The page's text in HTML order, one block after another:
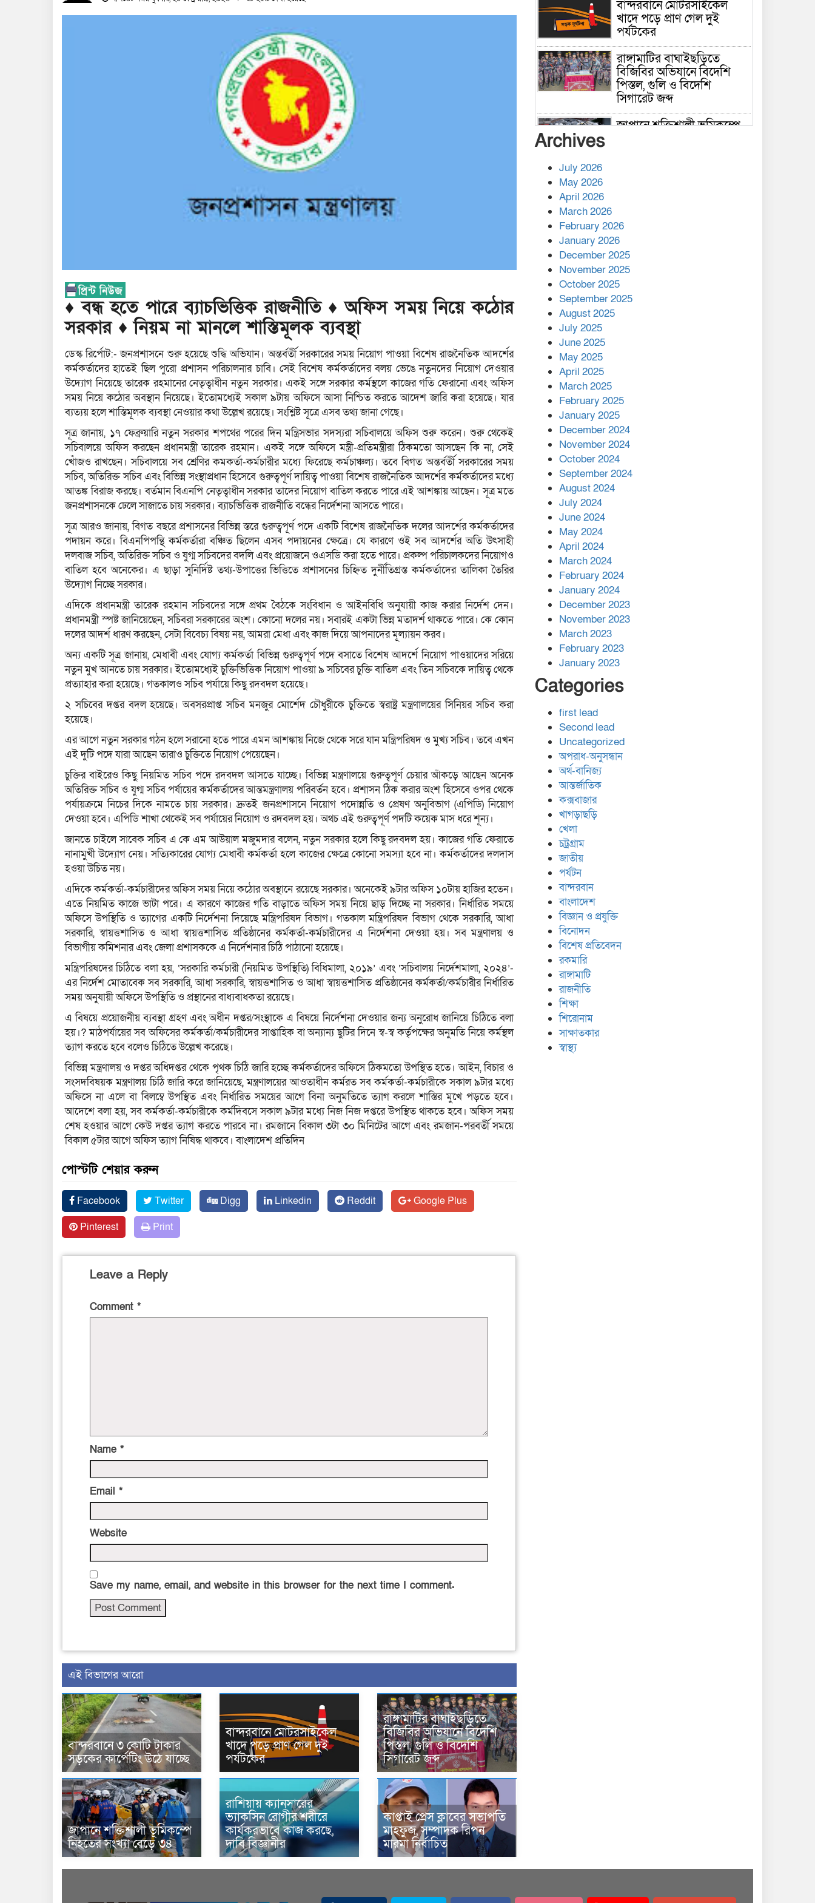
♦ বন্ধ হতে পারে ব্যাচভিত্তিক রাজনীতি ♦ অফিস সময় নিয়ে কঠোর
সরকার ♦ নিয়ম না মানলে শাস্তিমূলক ব্যবস্থা
ডেস্ক রির্পোট:- জনপ্রশাসনে শুরু হয়েছে শুদ্ধি অভিযান। অন্তর্বর্তী সরকারের সময় নিয়োগ পাওয়া বিশেষ রাজনৈতিক আদর্শের
কর্মকর্তাদের হাতেই ছিল পুরো প্রশাসন পরিচালনার চাবি। সেই বিশেষ কর্মকর্তাদের বলয় ভেঙে নতুনদের নিয়োগ দেওয়ার
উদ্যোগ নিয়েছে তারেক রহমানের নেতৃত্বাধীন নতুন সরকার। একই সঙ্গে সরকার কর্মস্থলে কাজের গতি ফেরানো এবং অফিস
সময় নিয়ে কঠোর অবস্থান নিয়েছে। ইতোমধ্যেই সকাল ৯টায় অফিসে আসা নিশ্চিত করতে আদেশ জারি করা হয়েছে। যার
ব্যত্যয় হলে শাস্তিমূলক ব্যবস্থা নেওয়ার কথা উল্লেখ রয়েছে। সংশ্লিষ্ট সূত্রে এসব তথ্য জানা গেছে।
সূত্র জানায়, ১৭ ফেব্রুয়ারি নতুন সরকার শপথের পরের দিন মন্ত্রিসভার সদস্যরা সচিবালয়ে অফিস শুরু করেন। শুরু থেকেই
সচিবালয়ে অফিস করছেন প্রধানমন্ত্রী তারেক রহমান। একই সঙ্গে অফিসে মন্ত্রী-প্রতিমন্ত্রীরা ঠিকমতো আসছেন কি না, সেই
খোঁজও রাখছেন। সচিবালয়ে সব শ্রেণির কমকর্তা-কর্মচারীর মধ্যে ফিরেছে কর্মচাঞ্চল্য। তবে বিগত অন্তর্বর্তী সরকারের সময়
সচিব, অতিরিক্ত সচিব এবং বিভিন্ন সংস্থাপ্রধান হিসেবে গুরুত্বপূর্ণ দায়িত্ব পাওয়া বিশেষ রাজনৈতিক আদর্শের কর্মকর্তাদের মধ্যে
আতঙ্ক বিরাজ করছে। বর্তমান বিএনপি নেতৃত্বাধীন সরকার তাদের নিয়োগ বাতিল করতে পারে এই আশঙ্কায় আছেন। সূত্র মতে
জনপ্রশাসনকে ঢেলে সাজাতে চায় সরকার। ব্যাচভিত্তিক রাজনীতি বন্ধের নির্দেশনা আসতে পারে।
সূত্র আরও জানায়, বিগত বছরে প্রশাসনের বিভিন্ন স্তরে গুরুত্বপূর্ণ পদে একটি বিশেষ রাজনৈতিক দলের আদর্শের কর্মকর্তাদের
পদায়ন করে। বিএনপিপন্থি কর্মকর্তারা বঞ্চিত ছিলেন এসব পদায়নের ক্ষেত্রে। যে কারণে ওই সব আদর্শের অতি উৎসাহী
দলবাজ সচিব, অতিরিক্ত সচিব ও যুগ্ম সচিবদের বদলি এবং প্রয়োজনে ওএসডি করা হতে পারে। প্রকল্প পরিচালকদের নিয়োগও
বাতিল হবে অনেকের। এ ছাড়া সুনির্দিষ্ট তথ্য-উপাত্তের ভিত্তিতে প্রশাসনের চিহ্নিত দুর্নীতিগ্রস্ত কর্মকর্তাদের তালিকা তৈরির
উদ্যোগ নিচ্ছে সরকার।
এদিকে প্রধানমন্ত্রী তারেক রহমান সচিবদের সঙ্গে প্রথম বৈঠকে সংবিধান ও আইনবিধি অনুযায়ী কাজ করার নির্দেশ দেন।
প্রধানমন্ত্রী স্পষ্ট জানিয়েছেন, সচিবরা সরকারের অংশ। কোনো দলের নয়। সবারই একটা ভিন্ন মতাদর্শ থাকতে পারে। কে কোন
দলের আদর্শ ধারণ করছেন, সেটা বিবেচ্য বিষয় নয়, আমরা মেধা এবং কাজ দিয়ে আপনাদের মূল্যায়ন করব।
অন্য একটি সূত্র জানায়, মেধাবী এবং যোগ্য কর্মকর্তা বিভিন্ন গুরুত্বপূর্ণ পদে বসাতে বিশেষ আদর্শে নিয়োগ পাওয়াদের সরিয়ে
নতুন মুখ আনতে চায় সরকার। ইতোমধ্যেই চুক্তিভিত্তিক নিয়োগ পাওয়া ৯ সচিবের চুক্তি বাতিল এবং তিন সচিবকে দায়িত্ব থেকে
প্রত্যাহার করা হয়েছে। গতকালও সচিব পর্যায়ে কিছু রদবদল হয়েছে।
২ সচিবের দপ্তর বদল হয়েছে। অবসরপ্রাপ্ত সচিব মনজুর মোর্শেদ চৌধুরীকে চুক্তিতে স্বরাষ্ট্র মন্ত্রণালয়ের সিনিয়র সচিব করা
হয়েছে।
এর আগে নতুন সরকার গঠন হলে সরানো হতে পারে এমন আশঙ্কায় নিজে থেকে সরে যান মন্ত্রিপরিষদ ও মুখ্য সচিব। তবে এখন
এই দুটি পদে যারা আছেন তারাও চুক্তিতে নিয়োগ পেয়েছেন।
চুক্তির বাইরেও কিছু নিয়মিত সচিব পদে রদবদল আসতে যাচ্ছে। বিভিন্ন মন্ত্রণালয়ে গুরুত্বপূর্ণ চেয়ার আঁকড়ে আছেন অনেক
অতিরিক্ত সচিব ও যুগ্ম সচিব পর্যায়ের কর্মকর্তাদের আন্তমন্ত্রণালয় পরিবর্তন হবে। প্রশাসন ঠিক করার অংশ হিসেবে ওপর থেকে
পর্যায়ক্রমে নিচের দিকে নামতে চায় সরকার। দ্রুতই জনপ্রশাসনে নিয়োগ পদোন্নতি ও প্রেষণ অনুবিভাগ (এপিডি) নিয়োগ
দেওয়া হবে। এপিডি শাখা থেকেই সব পর্যায়ের নিয়োগ ও রদবদল হয়। অথচ এই গুরুত্বপূর্ণ পদটি কয়েক মাস ধরে শূন্য।
জানতে চাইলে সাবেক সচিব এ কে এম আউয়াল মজুমদার বলেন, নতুন সরকার হলে কিছু রদবদল হয়। কাজের গতি ফেরাতে
নানামুখী উদ্যোগ নেয়। সত্যিকারের যোগ্য মেধাবী কর্মকর্তা হলে কাজের ক্ষেত্রে কোনো সমস্যা হবে না। কর্মকর্তাদের দলদাস
হওয়া উচিত নয়।
এদিকে কর্মকর্তা-কর্মচারীদের অফিস সময় নিয়ে কঠোর অবস্থানে রয়েছে সরকার। অনেকেই ৯টার অফিস ১০টায় হাজির হতেন।
এতে নিয়মিত কাজে ভাটা পরে। এ কারণে কাজের গতি বাড়াতে অফিস সময় নিয়ে ছাড় দিচ্ছে না সরকার। নির্ধারিত সময়ে
অফিসে উপস্থিতি ও ত্যাগের একটি নির্দেশনা দিয়েছে মন্ত্রিপরিষদ বিভাগ। গতকাল মন্ত্রিপরিষদ বিভাগ থেকে সরকারি, আধা
সরকারি, স্বায়ত্তশাসিত ও আধা স্বায়ত্তশাসিত প্রতিষ্ঠানের কর্মকর্তা-কর্মচারীদের এ নির্দেশনা দেওয়া হয়। সব মন্ত্রণালয় ও
বিভাগীয় কমিশনার এবং জেলা প্রশাসককে এ নির্দেশনার চিঠি পাঠানো হয়েছে।
মন্ত্রিপরিষদের চিঠিতে বলা হয়, ‘সরকারি কর্মচারী (নিয়মিত উপস্থিতি) বিধিমালা, ২০১৯’ এবং ‘সচিবালয় নির্দেশমালা, ২০২৪’-
এর নির্দেশ মোতাবেক সব সরকারি, আধা সরকারি, স্বায়ত্তশাসিত ও আধা স্বায়ত্তশাসিত প্রতিষ্ঠানের কর্মকর্তা/কর্মচারীর নির্ধারিত
সময় অনুযায়ী অফিসে উপস্থিতি ও প্রস্থানের বাধ্যবাধকতা রয়েছে।
এ বিষয়ে প্রয়োজনীয় ব্যবস্থা গ্রহণ এবং অধীন দপ্তর/সংস্থাকে এ বিষয়ে নির্দেশনা দেওয়ার জন্য অনুরোধ জানিয়ে চিঠিতে বলা
হয়।? মাঠপর্যায়ের সব অফিসের কর্মকর্তা/কর্মচারীদের সাপ্তাহিক বা অন্যান্য ছুটির দিনে স্ব-স্ব কর্তৃপক্ষের অনুমতি নিয়ে কর্মস্থল
ত্যাগ করতে হবে বলেও চিঠিতে উল্লেখ করেছে।
বিভিন্ন মন্ত্রণালয় ও দপ্তর অধিদপ্তর থেকে পৃথক চিঠি জারি হচ্ছে কর্মকর্তাদের অফিসে ঠিকমতো উপস্থিত হতে। আইন, বিচার ও
সংসদবিষয়ক মন্ত্রণালয় চিঠি জারি করে জানিয়েছে, মন্ত্রণালয়ের আওতাধীন কর্মরত সব কর্মকর্তা-কর্মচারীকে সকাল ৯টার মধ্যে
অফিসে না এলে বা বিলম্বে উপস্থিত এবং নির্ধারিত সময়ের আগে বিনা অনুমতিতে ত্যাগ করলে শাস্তির মুখে পড়তে হবে।
আদেশে বলা হয়, সব কর্মকর্তা-কর্মচারীকে কর্মদিবসে সকাল ৯টার মধ্যে নিজ নিজ দপ্তরে উপস্থিত থাকতে হবে। অফিস সময়
শেষ হওয়ার আগে কেউ দপ্তর ত্যাগ করতে পারবে না। রমজানে বিকাল ৩টা ৩০ মিনিটের আগে এবং রমজান-পরবর্তী সময়ে
বিকাল ৫টার আগে অফিস ত্যাগ নিষিদ্ধ থাকবে। বাংলাদেশ প্রতিদিন
পোস্টটি শেয়ার করুন
Facebook Twitter Digg Linkedin Reddit
Google Plus
Pinterest
Print
Leave a Reply
Comment *
Name *
Email *
Website
Save my name, email, and website in this browser for the next time I comment.
এই বিভাগের আরো
বান্দরবানে ৩ কোটি টাকার
সড়কের কার্পেটিং উঠে যাচ্ছে
বান্দরবানে মোটরসাইকেল
খাদে পড়ে প্রাণ গেল দুই
পর্যটকের
রাঙ্গামাটির বাঘাইছড়িতে
বিজিবির অভিযানে বিদেশি
পিস্তল, গুলি ও বিদেশি
সিগারেট জব্দ
জাপানে শক্তিশালী ভূমিকম্পে
নিহতের সংখ্যা বেড়ে ৩৪
রাশিয়ায় ক্যানসারের
ভ্যাকসিন রোগীর শরীরে
কার্যকরভাবে কাজ করছে,
দাবি বিজ্ঞানীর
কাপ্তাই প্রেস ক্লাবের সভাপতি
মাহফুজ, সম্পাদক রিপন
মারমা নির্বাচিত
বান্দরবানে মোটরসাইকেল
খাদে পড়ে প্রাণ গেল দুই
পর্যটকের
রাঙ্গামাটির বাঘাইছড়িতে
বিজিবির অভিযানে বিদেশি
পিস্তল, গুলি ও বিদেশি
সিগারেট জব্দ
জাপানে শক্তিশালী ভূমিকম্পে
কাপ্তাই প্রেস ক্লাবের সভাপতি
মাহফুজ, সম্পাদক রিপন মারমা
নির্বাচিত
মালয়েশিয়ার প্রধানমন্ত্রীকে চিঠি
দেয়ার পর ফোন তারেক
রহমানের,গ্যাস সঙ্কট
মোকাবিলায় সহায়তার আশ্বাস
এক বিলিয়ন ডলার বিনিয়োগ
হবে আনোয়ারায়
বান্দরবানে বন্যায় ক্ষতিগ্রস্তদের
মাঝে সহায়তা দিলেন সাচিং প্রু
জেরী
Archives
July 2026
May 2026
April 2026
March 2026
February 2026
January 2026
December 2025
November 2025
October 2025
September 2025
August 2025
July 2025
June 2025
May 2025
April 2025
March 2025
February 2025
January 2025
December 2024
November 2024
October 2024
September 2024
August 2024
July 2024
June 2024
May 2024
April 2024
March 2024
February 2024
January 2024
December 2023
November 2023
March 2023
February 2023
January 2023
Categories
first lead
Second lead
Uncategorized
অপরাধ-অনুসন্ধান
অর্থ-বানিজ্য
আন্তর্জাতিক
কক্সবাজার
খাগড়াছড়ি
খেলা
চট্রগ্রাম
জাতীয়
পর্যটন
বান্দরবান
বাংলাদেশ
বিজ্ঞান ও প্রযুক্তি
বিনোদন
বিশেষ প্রতিবেদন
রকমারি
রাঙ্গামাটি
রাজনীতি
শিক্ষা
শিরোনাম
সাক্ষাতকার
স্বাস্থ্য